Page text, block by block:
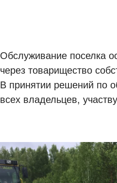
Обслуживание поселка
через товарищество
В принятии решений по
всех владельцев,